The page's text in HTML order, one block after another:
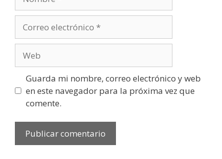
electrónico
Guarda mi nombre, correo electrónico y web
en este navegador para la próxima vez que
comente.